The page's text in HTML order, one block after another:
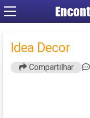
Idea Decor
Compartilhar